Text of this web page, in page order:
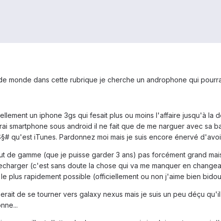
monde dans cette rubrique je cherche un androphone qui
un iphone 3gs qui fesait plus ou moins l'affaire jusqu'à la
smartphone sous android il ne fait que de me narguer avec sa
qu'est iTunes. Pardonnez moi mais je suis encore énervé
de gamme (que je puisse garder 3 ans) pas forcément grand
(c'est sans doute la chose qui va me manquer en
plus rapidement possible (officiellement ou non j'aime bien
de se tourner vers galaxy nexus mais je suis un peu déçu